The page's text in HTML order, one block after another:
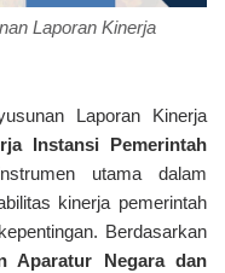
Laporan Kinerja
Laporan Kinerja
Instansi Pemerintah
utama dalam
kinerja pemerintah
Berdasarkan
Aparatur Negara dan